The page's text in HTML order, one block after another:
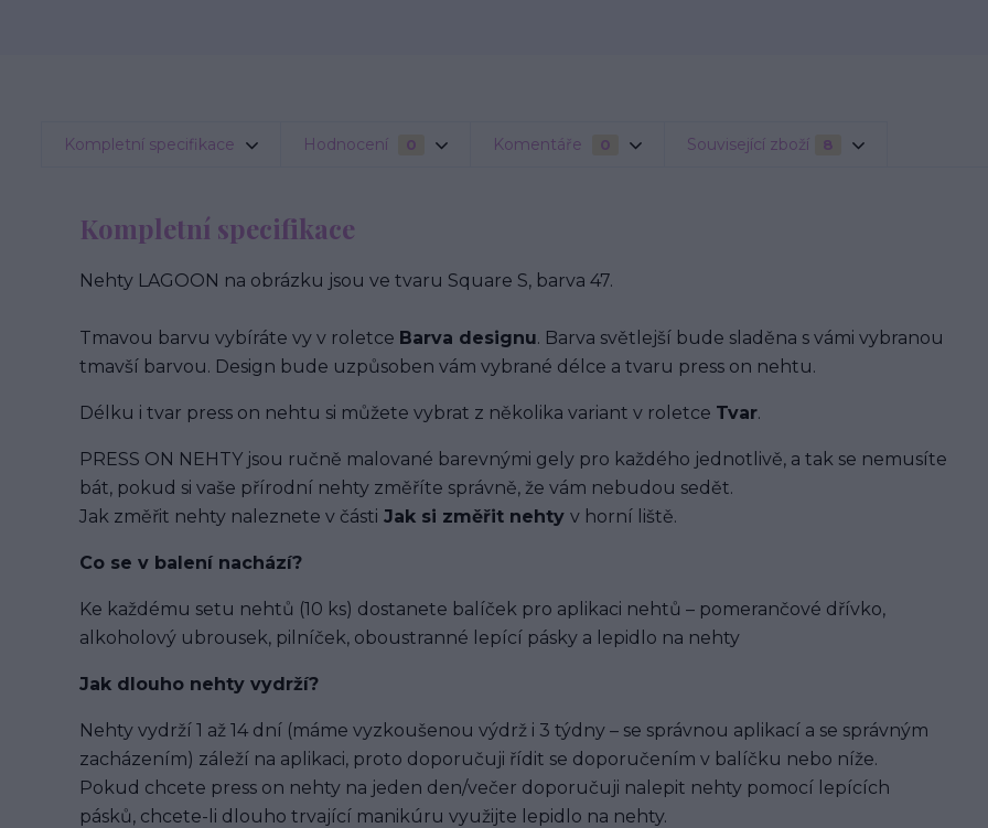
Kompletní specifikace Hodnocení 0 Komentáře 0 Související zboží 8
Kompletní specifikace
Nehty LAGOON na obrázku jsou ve tvaru Square S, barva 47.
Tmavou barvu vybíráte vy v roletce Barva designu. Barva světlejší bude sladěna s vámi vybranou
tmavší barvou. Design bude uzpůsoben vám vybrané délce a tvaru press on nehtu.
Délku i tvar press on nehtu si můžete vybrat z několika variant v roletce Tvar.
PRESS ON NEHTY jsou ručně malované barevnými gely pro každého jednotlivě, a tak se nemusíte
bát, pokud si vaše přírodní nehty změříte správně, že vám nebudou sedět.
Jak změřit nehty naleznete v části Jak si změřit nehty v horní liště.
Co se v balení nachází?
Ke každému setu nehtů (10 ks) dostanete balíček pro aplikaci nehtů – pomerančové dřívko,
alkoholový ubrousek, pilníček, oboustranné lepící pásky a lepidlo na nehty
Jak dlouho nehty vydrží?
Nehty vydrží 1 až 14 dní (máme vyzkoušenou výdrž i 3 týdny – se správnou aplikací a se správným
zacházením) záleží na aplikaci, proto doporučuji řídit se doporučením v balíčku nebo níže.
Pokud chcete press on nehty na jeden den/večer doporučuji nalepit nehty pomocí lepících
pásků, chcete-li dlouho trvající manikúru využijte lepidlo na nehty.